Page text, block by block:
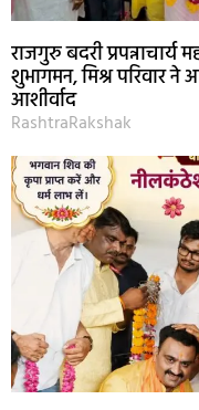
राजगुरु बदरी
शुभागमन, मिश्र परिवार
आशीर्वाद
RashtraRakshak